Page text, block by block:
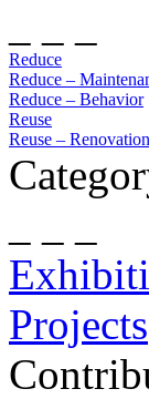
Reduce
Reduce –
Reduce – Behavior
Reuse
Reuse – Renovation
Projects